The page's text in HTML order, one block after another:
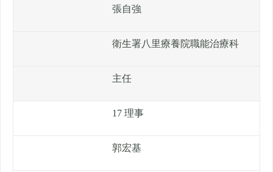
張自強
衛生署八里療養院職能治療科
主任
17 理事
郭宏基